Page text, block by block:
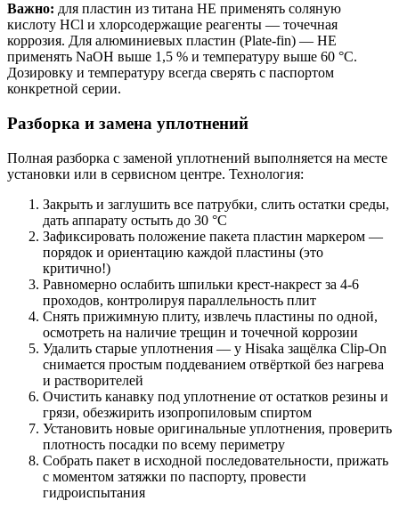
Важно: для пластин из титана НЕ применять соляную
кислоту HCl и хлорсодержащие реагенты — точечная
коррозия. Для алюминиевых пластин (Plate-fin) — НЕ
применять NaOH выше 1,5 % и температуру выше 60 °C.
Дозировку и температуру всегда сверять с паспортом
конкретной серии.
Разборка и замена уплотнений
Полная разборка с заменой уплотнений выполняется на месте
установки или в сервисном центре. Технология:
Закрыть и заглушить все патрубки, слить остатки среды,
дать аппарату остыть до 30 °C
Зафиксировать положение пакета пластин маркером —
порядок и ориентацию каждой пластины (это
критично!)
Равномерно ослабить шпильки крест-накрест за 4-6
проходов, контролируя параллельность плит
Снять прижимную плиту, извлечь пластины по одной,
осмотреть на наличие трещин и точечной коррозии
Удалить старые уплотнения — у Hisaka защёлка Clip-On
снимается простым поддеванием отвёрткой без нагрева
и растворителей
Очистить канавку под уплотнение от остатков резины и
грязи, обезжирить изопропиловым спиртом
Установить новые оригинальные уплотнения, проверить
плотность посадки по всему периметру
Собрать пакет в исходной последовательности, прижать
с моментом затяжки по паспорту, провести
гидроиспытания